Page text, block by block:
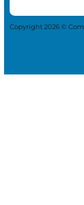
Copyright 2026 ©